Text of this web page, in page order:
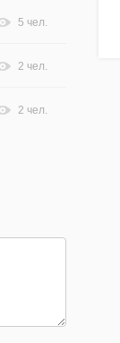
5 чел.
2 чел.
2 чел.